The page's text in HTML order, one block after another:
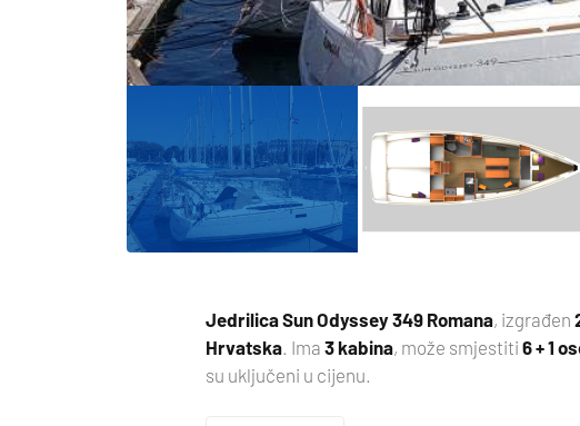
JedrilicaSun Odyssey 349 Romana, izgrađen
Hrvatska . Ima3 kabina, može smjestiti6 + 1
su uključeni u cijenu.